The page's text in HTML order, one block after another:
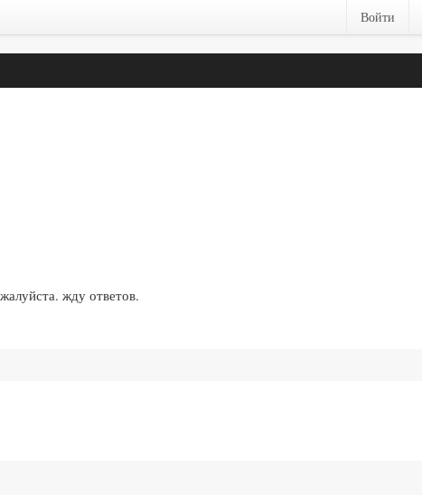
Войти
жду ответов.